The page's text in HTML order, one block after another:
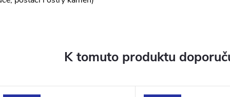
K tomuto produktu